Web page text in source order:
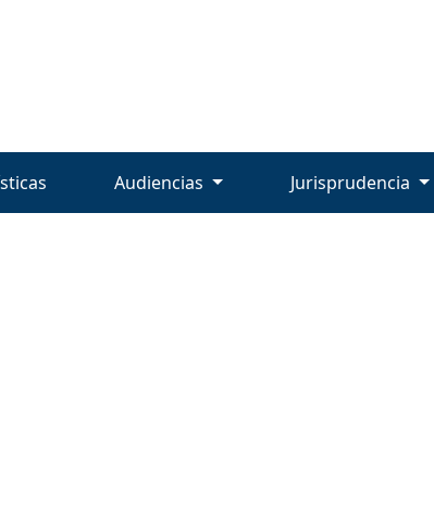
Audiencias Jurisprudencia